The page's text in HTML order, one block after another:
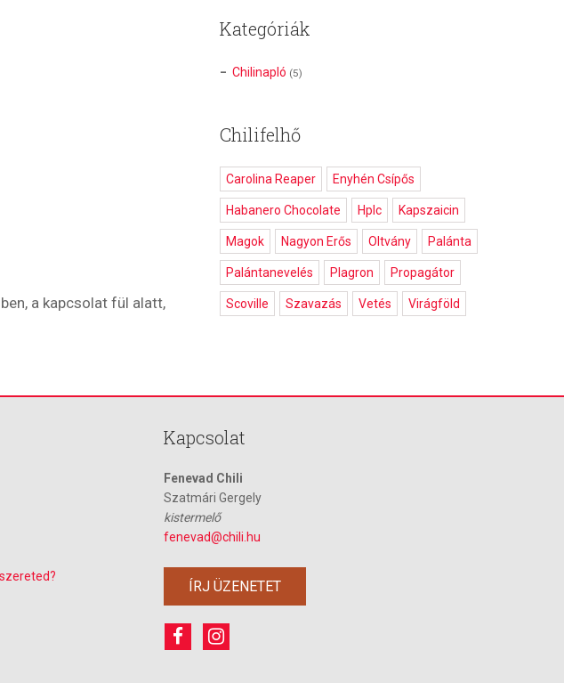
a kapcsolat fül alatt,
Kategóriák
Chilinapló (5)
Chilifelhő
Carolina Reaper Enyhén Csípős
Habanero Chocolate Hplc Kapszaicin
Magok Nagyon Erős Oltvány Palánta
Palántanevelés Plagron Propagátor
Scoville Szavazás Vetés Virágföld
Kapcsolat
Fenevad Chili
Szatmári Gergely
kistermelő
fenevad@chili.hu
ÍRJ ÜZENETET